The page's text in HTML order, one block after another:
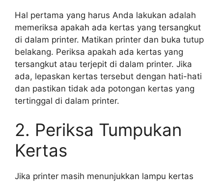
Hal pertama yang harus Anda lakukan adalah
memeriksa apakah ada kertas yang tersangkut
di dalam printer. Matikan printer dan buka tutup
belakang. Periksa apakah ada kertas yang
tersangkut atau terjepit di dalam printer. Jika
ada, lepaskan kertas tersebut dengan hati-hati
dan pastikan tidak ada potongan kertas yang
tertinggal di dalam printer.
2. Periksa Tumpukan
Kertas
Jika printer masih menunjukkan lampu kertas